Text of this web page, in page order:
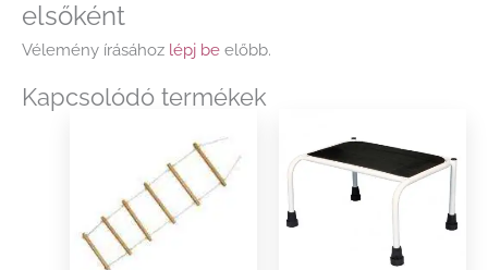
elsőként
Vélemény írásához lépj be előbb.
Kapcsolódó termékek